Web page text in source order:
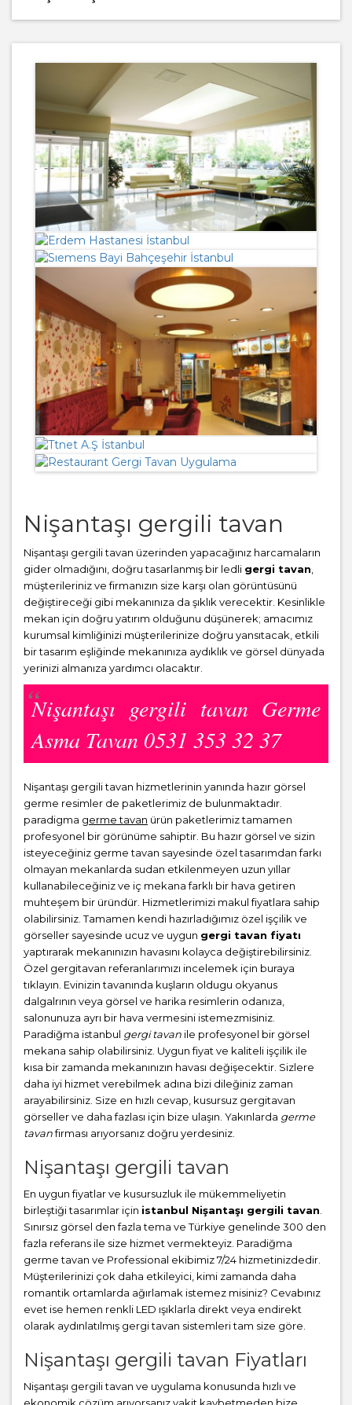
Nişantaşı gergili tavan
Nişantaşı gergili tavan üzerinden yapacağınız harcamaların
gider olmadığını, doğru tasarlanmış bir ledli gergi tavan
müşterileriniz ve firmanızın size karşı olan görüntüsünü
değiştireceği gibi mekanınıza da şıklık verecektir. Kesinlikle
mekan için doğru yatırım olduğunu düşünerek; amacımız
kurumsal kimliğinizi müşterilerinize doğru yansıtacak, etkili
bir tasarım eşliğinde mekanınıza aydıklık ve görsel dünyada
yerinizi almanıza yardımcı olacaktır.
Nişantaşı gergili tavan Germe
Asma Tavan 0531 353 32 37
Nişantaşı gergili tavan hizmetlerinin yanında hazır görsel
germe resimler de paketlerimiz de bulunmaktadır.
paradigma germe tavan ürün paketlerimiz tamamen
profesyonel bir görünüme sahiptir. Bu hazır görsel ve sizin
isteyeceğiniz germe tavan sayesinde özel tasarımdan farkı
olmayan mekanlarda sudan etkilenmeyen uzun yıllar
kullanabileceğiniz ve iç mekana farklı bir hava getiren
muhteşem bir üründür. Hizmetlerimizi makul fiyatlara sahip
olabilirsiniz. Tamamen kendi hazırladığımız özel işçilik ve
görseller sayesinde ucuz ve uygun gergi tavan fiyatı
yaptırarak mekanınızın havasını kolayca değiştirebilirsiniz.
Özel gergitavan referanlarımızı incelemek için buraya
tıklayın. Evinizin tavanında kuşların oldugu okyanus
dalgalrının veya görsel ve harika resimlerin odanıza,
salonunuza ayrı bir hava vermesini istemezmisiniz.
Paradiğma istanbul gergi tavan ile profesyonel bir görsel
mekana sahip olabilirsiniz. Uygun fiyat ve kaliteli işçilik ile
kısa bir zamanda mekanınızın havası değişecektir. Sizlere
daha iyi hizmet verebilmek adına bizi dileğiniz zaman
arayabilirsiniz. Size en hızlı cevap, kusursuz gergitavan
görseller ve daha fazlası için bize ulaşın. Yakınlarda germe
tavanfirması arıyorsanız doğru yerdesiniz.
Nişantaşı gergili tavan
En uygun fiyatlar ve kusursuzluk ile mükemmeliyetin
birleştiği tasarımlar için istanbul Nişantaşı gergili tavan
Sınırsız görsel den fazla tema ve Türkiye genelinde 300 den
fazla referans ile size hizmet vermekteyiz. Paradiğma
germe tavan ve Professional ekibimiz 7/24 hizmetinizdedir.
Müşterilerinizi çok daha etkileyici, kimi zamanda daha
romantik ortamlarda ağırlamak istemez misiniz? Cevabınız
evet ise hemen renkli LED ışıklarla direkt veya endirekt
olarak aydınlatılmış gergi tavan sistemleri tam size göre.
Nişantaşı gergili tavan Fiyatları
Nişantaşı gergili tavan ve uygulama konusunda hızlı ve
ekonomik çözüm arıyorsanız vakit kaybetmeden bize